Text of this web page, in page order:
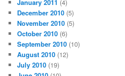
January 2011 (4)
December 2010 (5)
November 2010 (5)
October 2010 (6)
September 2010 (10)
August 2010 (12)
July 2010 (19)